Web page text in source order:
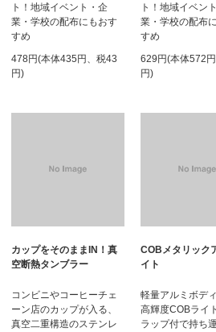
ト！地域イベント・企
業・学校の配布にもおす
すめ
478円(本体435円、税43
円)
ト！地域イベン
業・学校の配布
すめ
629円(本体572
円)
カップをそのままIN！真
空断熱タンブラー
コンビニやコーヒーチェ
ーン店のカップが入る、
真空二重構造のステンレ
COBメタリック
イト
軽量アルミボデ
高輝度COBライ
ラップ付で持ち